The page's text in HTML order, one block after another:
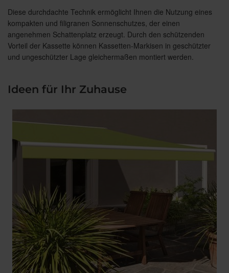
Diese durchdachte Technik ermöglicht Ihnen die Nutzung eines
kompakten und filigranen Sonnenschutzes, der einen
angenehmen Schattenplatz erzeugt. Durch den schützenden
Vorteil der Kassette können Kassetten-Markisen in geschützter
und ungeschützter Lage gleichermaßen montiert werden.
Ideen für Ihr Zuhause